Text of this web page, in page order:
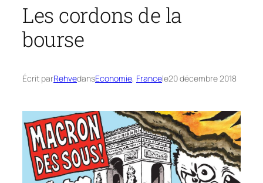
Les cordons de la
bourse
Écrit parRehvedansEconomie, Francele20 décembre 2018